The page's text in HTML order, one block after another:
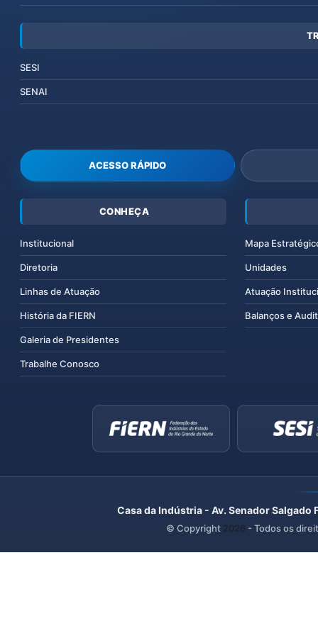
SESI
SENAI
ACESSO RÁPIDO
CONHEÇA
Institucional
Diretoria
Linhas de Atuação
História da FIERN
Galeria de Presidentes
Trabalhe Conosco
Mapa
Unidades
Atuação
Balanços e
Casa da Indústria - Av. Senador
© Copyright 2026 - Todos os